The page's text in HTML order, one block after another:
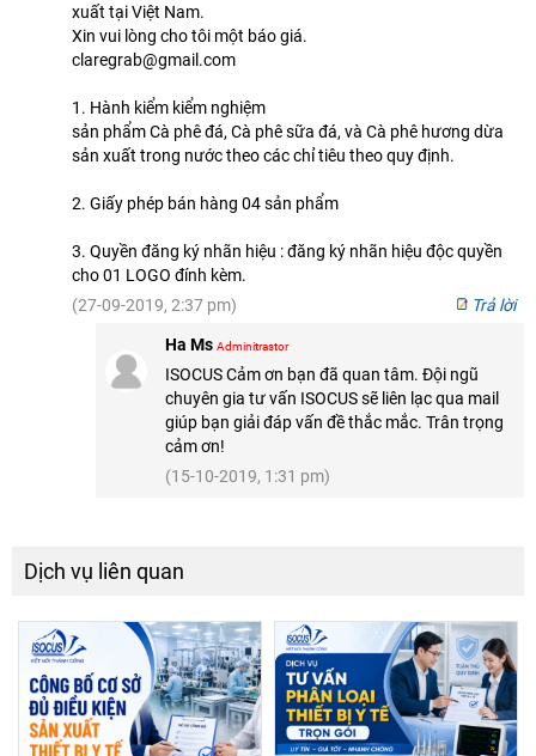
xuất tại Việt Nam.
Xin vui lòng cho tôi một báo giá.
claregrab@gmail.com
1. Hành kiểm kiểm nghiệm
sản phẩm Cà phê đá, Cà phê sữa đá, và Cà phê hương dừa
sản xuất trong nước theo các chỉ tiêu theo quy định.
2. Giấy phép bán hàng 04 sản phẩm
3. Quyền đăng ký nhãn hiệu : đăng ký nhãn hiệu độc quyền
cho 01 LOGO đính kèm.
(27-09-2019, 2:37 pm)
Trả lời
Ha Ms Adminitrastor
ISOCUS Cảm ơn bạn đã quan tâm. Đội ngũ
chuyên gia tư vấn ISOCUS sẽ liên lạc qua mail
giúp bạn giải đáp vấn đề thắc mắc. Trân trọng
cảm ơn!
(15-10-2019, 1:31 pm)
Dịch vụ liên quan